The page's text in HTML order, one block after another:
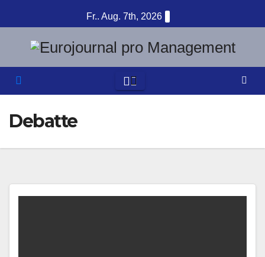
Inhalt
springen
Fr.. Aug. 7th, 2026
Debatte